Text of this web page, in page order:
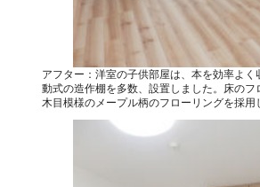
アフター：洋室の子供部屋は、本を効率よく
動式の造作棚を多数、設置しました。床のフ
木目模様のメープル柄のフローリングを採用